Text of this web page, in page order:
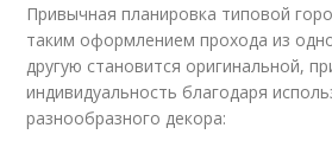
Привычная планировка типовой
таким оформлением прохода из
другую становится оригинальной,
индивидуальность благодаря
разнообразного декора: